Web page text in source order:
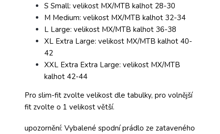
S Small: velikost MX/MTB kalhot 28-30
M Medium: velikost MX/MTB kalhot 32-34
L Large: velikost MX/MTB kalhot 36-38
XL Extra Large: velikost MX/MTB kalhot 40-
42
XXL Extra Extra Large: velikost MX/MTB
kalhot 42-44
Pro slim-fit zvolte velikost dle tabulky, pro volnější
fit zvolte o 1 velikost větší.
upozornění: Vybalené spodní prádlo ze zataveného